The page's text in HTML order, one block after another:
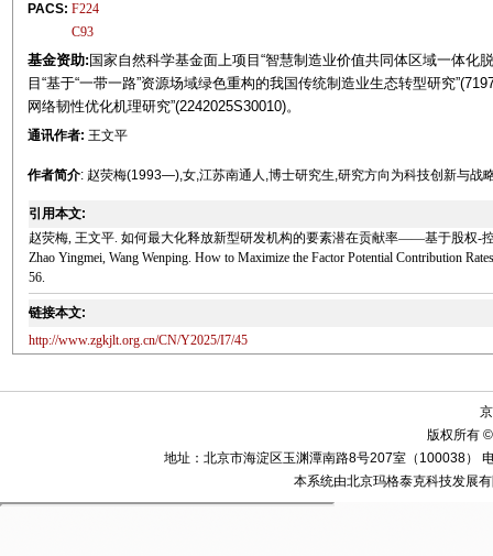
PACS: F224
C93
基金资助: 国家自然科学基金面上项目“智慧制造业价值共同体区域一体化
目“基于“一带一路”资源场域绿色重构的我国传统制造业生态转型研究
网络韧性优化机理研究”(2242025S30010)。
通讯作者: 王文平
作者简介: 赵荧梅(1993—),女,江苏南通人,博士研究生,研究方向为科技创新与战
引用本文:
赵荧梅, 王文平. 如何最大化释放新型研发机构的要素潜在贡献率——基于股权-
Zhao Yingmei, Wang Wenping. How to Maximize the Factor Potential Contribution
56.
链接本文:
http://www.zgkjlt.org.cn/CN/Y2025/I7/45
版权所有
地址：北京市海淀区玉渊潭南路8号207室（100038）
本系统由北京玛格泰克科技发展